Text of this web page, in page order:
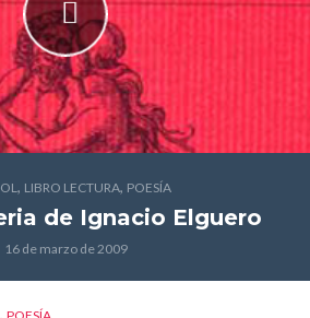
, LIBRO LECTURA, POESÍA
de Ignacio Elguero
16 de marzo de 2009
,